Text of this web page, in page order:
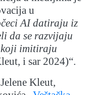
u
AI datiraju iz
da se razvijaju
imitiraju
i sar 2024)“.
Kleut,